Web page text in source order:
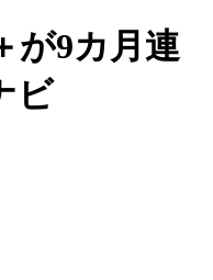
が9カ月連
ビ